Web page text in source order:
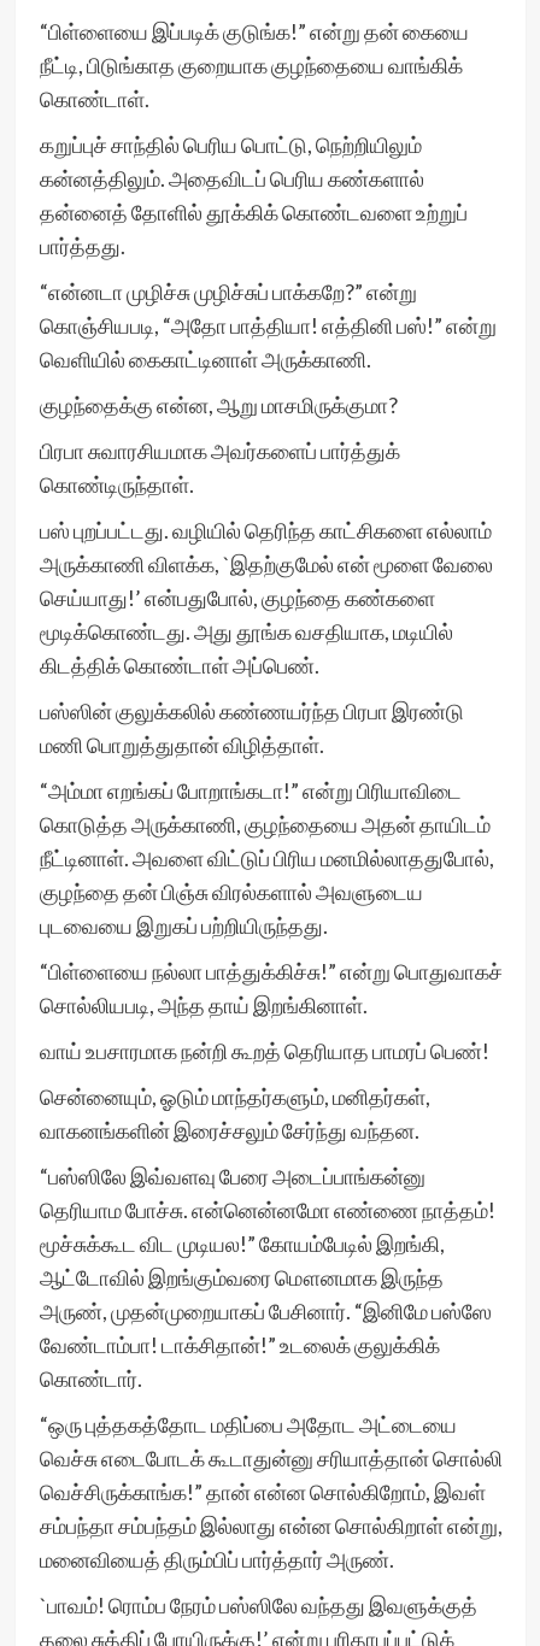
“பிள்ளையை இப்படிக் குடுங்க!” என்று தன் கையை
நீட்டி, பிடுங்காத குறையாக குழந்தையை வாங்கிக்
கொண்டாள்.
கறுப்புச் சாந்தில் பெரிய பொட்டு, நெற்றியிலும்
கன்னத்திலும். அதைவிடப் பெரிய கண்களால்
தன்னைத் தோளில் தூக்கிக் கொண்டவளை உற்றுப்
பார்த்தது.
“என்னடா முழிச்சு முழிச்சுப் பாக்கறே?” என்று
கொஞ்சியபடி, “அதோ பாத்தியா! எத்தினி பஸ்!” என்று
வெளியில் கைகாட்டினாள் அருக்காணி.
குழந்தைக்கு என்ன, ஆறு மாசமிருக்குமா?
பிரபா சுவாரசியமாக அவர்களைப் பார்த்துக்
கொண்டிருந்தாள்.
பஸ் புறப்பட்டது. வழியில் தெரிந்த காட்சிகளை எல்லாம்
அருக்காணி விளக்க, `இதற்குமேல் என் மூளை வேலை
செய்யாது!’ என்பதுபோல், குழந்தை கண்களை
மூடிக்கொண்டது. அது தூங்க வசதியாக, மடியில்
கிடத்திக் கொண்டாள் அப்பெண்.
பஸ்ஸின் குலுக்கலில் கண்ணயர்ந்த பிரபா இரண்டு
மணி பொறுத்துதான் விழித்தாள்.
“அம்மா எறங்கப் போறாங்கடா!” என்று பிரியாவிடை
கொடுத்த அருக்காணி, குழந்தையை அதன் தாயிடம்
நீட்டினாள். அவளை விட்டுப் பிரிய மனமில்லாததுபோல்,
குழந்தை தன் பிஞ்சு விரல்களால் அவளுடைய
புடவையை இறுகப் பற்றியிருந்தது.
“பிள்ளையை நல்லா பாத்துக்கிச்சு!” என்று பொதுவாகச்
சொல்லியபடி, அந்த தாய் இறங்கினாள்.
வாய் உபசாரமாக நன்றி கூறத் தெரியாத பாமரப் பெண்!
சென்னையும், ஓடும் மாந்தர்களும், மனிதர்கள்,
வாகனங்களின் இரைச்சலும் சேர்ந்து வந்தன.
“பஸ்ஸிலே இவ்வளவு பேரை அடைப்பாங்கன்னு
தெரியாம போச்சு. என்னென்னமோ எண்ணை நாத்தம்!
மூச்சுக்கூட விட முடியல!” கோயம்பேடில் இறங்கி,
ஆட்டோவில் இறங்கும்வரை மௌனமாக இருந்த
அருண், முதன்முறையாகப் பேசினார். “இனிமே பஸ்ஸே
வேண்டாம்பா! டாக்சிதான்!” உடலைக் குலுக்கிக்
கொண்டார்.
“ஒரு புத்தகத்தோட மதிப்பை அதோட அட்டையை
வெச்சு எடைபோடக் கூடாதுன்னு சரியாத்தான் சொல்லி
வெச்சிருக்காங்க!” தான் என்ன சொல்கிறோம், இவள்
சம்பந்தா சம்பந்தம் இல்லாது என்ன சொல்கிறாள் என்று,
மனைவியைத் திரும்பிப் பார்த்தார் அருண்.
`பாவம்! ரொம்ப நேரம் பஸ்ஸிலே வந்தது இவளுக்குத்
தலை சுத்திப் போயிருக்கு!’ என்று பரிதாபப்பட்டுக்